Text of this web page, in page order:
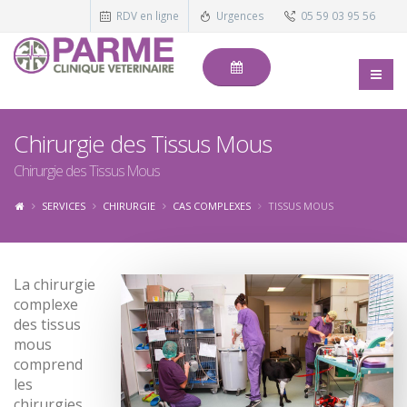
RDV en ligne Urgences 05 59 03 95 56
Chirurgie des Tissus Mous
Chirurgie des Tissus Mous
SERVICES CHIRURGIE CAS COMPLEXES TISSUS MOUS
La chirurgie
complexe
des tissus
mous
comprend
les